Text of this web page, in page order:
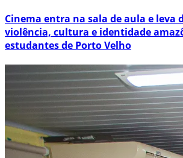
Cinema entra na sala de aula e leva
violência, cultura e identidade
estudantes de Porto Velho